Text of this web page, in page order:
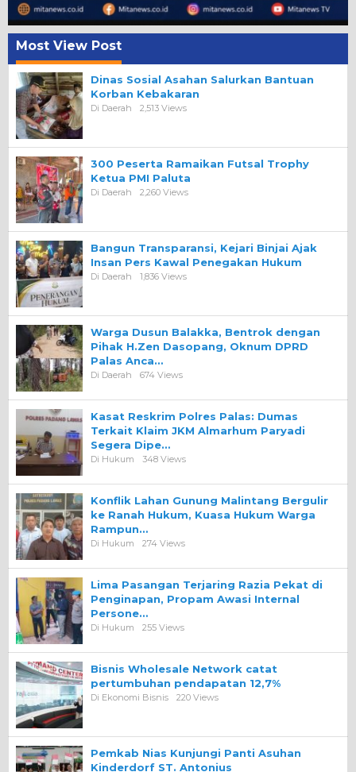
Most View Post
Dinas Sosial Asahan Salurkan Bantuan
Korban Kebakaran
Di Daerah 2,513 Views
300 Peserta Ramaikan Futsal Trophy
Ketua PMI Paluta
Di Daerah 2,260 Views
Bangun Transparansi, Kejari Binjai Ajak
Insan Pers Kawal Penegakan Hukum
Di Daerah 1,836 Views
Warga Dusun Balakka, Bentrok dengan
Pihak H.Zen Dasopang, Oknum DPRD
Palas Anca…
Di Daerah 674 Views
Kasat Reskrim Polres Palas: Dumas
Terkait Klaim JKM Almarhum Paryadi
Segera Dipe…
Di Hukum 348 Views
Konflik Lahan Gunung Malintang Bergulir
ke Ranah Hukum, Kuasa Hukum Warga
Rampun…
Di Hukum 274 Views
Lima Pasangan Terjaring Razia Pekat di
Penginapan, Propam Awasi Internal
Persone…
Di Hukum 255 Views
Bisnis Wholesale Network catat
pertumbuhan pendapatan 12,7%
Di Ekonomi Bisnis 220 Views
Pemkab Nias Kunjungi Panti Asuhan
Kinderdorf ST. Antonius